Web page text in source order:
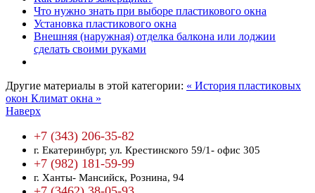
Что нужно знать при выборе пластикового окна
Установка пластикового окна
Внешняя (наружная) отделка балкона или лоджии
сделать своими руками
Другие материалы в этой категории: « История пластиковых
окон Климат окна »
Наверх
+7 (343) 206-35-82
г. Екатеринбург, ул. Крестинского 59/1- офис 305
+7 (982) 181-59-99
г. Ханты- Мансийск, Рознина, 94